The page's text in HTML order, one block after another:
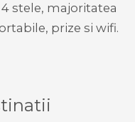
stele, majoritatea
prize si wifi.